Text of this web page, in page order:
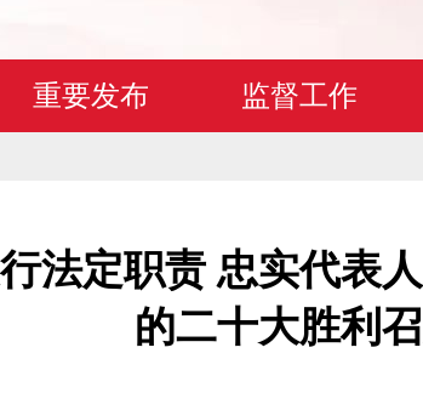
重要发布 监督工作
法定职责 忠实代表
的二十大胜利